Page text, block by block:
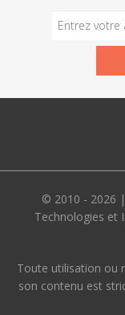
© 2010 - 2026
Technologies et
Toute utilisation ou
son contenu est